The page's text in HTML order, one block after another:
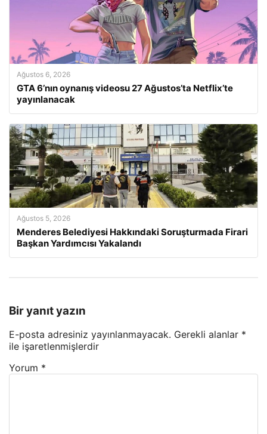
Ağustos 6, 2026
GTA 6’nın oynanış videosu 27 Ağustos’ta Netflix’te
yayınlanacak
Ağustos 5, 2026
Menderes Belediyesi Hakkındaki Soruşturmada Firari
Başkan Yardımcısı Yakalandı
Bir yanıt yazın
E-posta adresiniz yayınlanmayacak. Gerekli alanlar *
ile işaretlenmişlerdir
Yorum *